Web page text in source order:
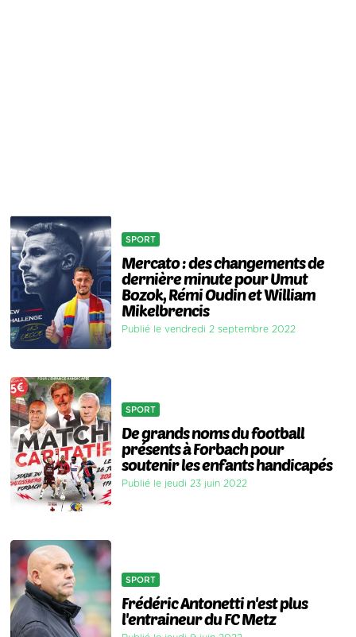
SPORT
Mercato : des changements de
dernière minute pour Umut
Bozok, Rémi Oudin et William
Mikelbrencis
Publié le vendredi 2 septembre 2022
SPORT
De grands noms du football
présents à Forbach pour
soutenir les enfants handicapés
Publié le jeudi 23 juin 2022
SPORT
Frédéric Antonetti n'est plus
l'entraineur du FC Metz